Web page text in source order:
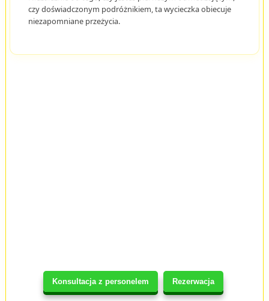
Konsultacja z personelem Rezerwacja
czy doświadczonym podróżnikiem, ta wycieczka obiecuje
niezapomniane przeżycia.